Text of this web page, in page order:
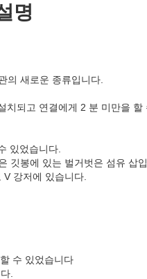
명
의 새로운 종류입니다.
되고 연결에게 2 분 미만을
있었습니다.
깃봉에 있는 벌거벗은 섬유 삽
V 강저에 있습니다.
수 있었습니다
.